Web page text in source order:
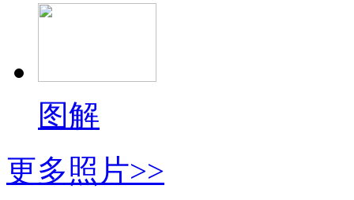
图解
更多照片>>